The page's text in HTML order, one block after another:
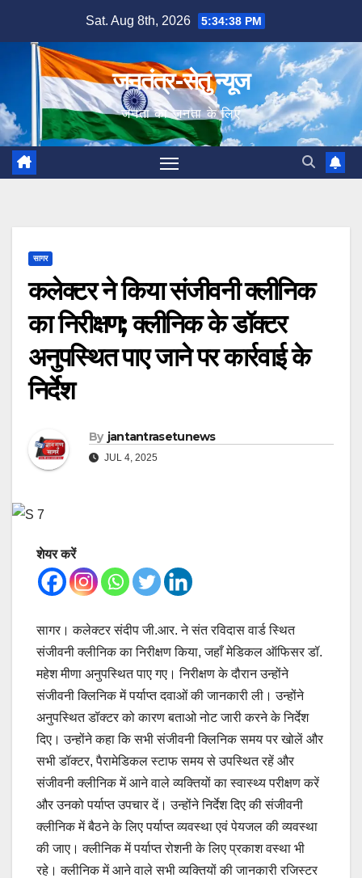
content
Sat. Aug 8th, 2026 5:34:39 PM
जनतंत्र-सेतु न्यूज
जनता का जनता के लिए
सागर
कलेक्टर ने किया संजीवनी क्लीनिक
का निरीक्षण; क्लीनिक के डॉक्टर
अनुपस्थित पाए जाने पर कार्रवाई के
निर्देश
By jantantrasetunews
JUL 4, 2025
शेयर करें
सागर। कलेक्टर संदीप जी.आर. ने संत रविदास वार्ड स्थित
संजीवनी क्लीनिक का निरीक्षण किया, जहाँ मेडिकल ऑफिसर डॉ.
महेश मीणा अनुपस्थित पाए गए। निरीक्षण के दौरान उन्होंने
संजीवनी क्लिनिक में पर्याप्त दवाओं की जानकारी ली। उन्होंने
अनुपस्थित डॉक्टर को कारण बताओ नोट जारी करने के निर्देश
दिए। उन्होंने कहा कि सभी संजीवनी क्लिनिक समय पर खोलें और
सभी डॉक्टर, पैरामेडिकल स्टाफ समय से उपस्थित रहें और
संजीवनी क्लीनिक में आने वाले व्यक्तियों का स्वास्थ्य परीक्षण करें
और उनको पर्याप्त उपचार दें। उन्होंने निर्देश दिए की संजीवनी
क्लीनिक में बैठने के लिए पर्याप्त व्यवस्था एवं पेयजल की व्यवस्था
की जाए। क्लीनिक में पर्याप्त रोशनी के लिए प्रकाश वस्था भी
रहे। क्लीनिक में आने वाले सभी व्यक्तियों की जानकारी रजिस्टर